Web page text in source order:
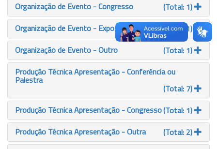
Organização de Evento - Congresso
(Total: 1)
Organização de Evento - Exposição
(Total: 1)
Organização de Evento - Outro
(Total: 1)
Produção Técnica Apresentação - Conferência ou
Palestra
(Total: 7)
Produção Técnica Apresentação - Congresso(Total: 1)
Produção Técnica Apresentação - Outra
(Total: 2)